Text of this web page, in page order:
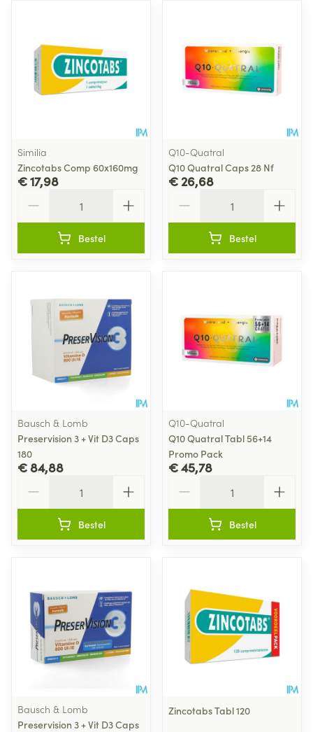
Similia
Zincotabs Comp 60x160mg
€ 17,98
Bestel
Q10-Quatral
Q10 Quatral Caps 28 Nf
€ 26,68
Bestel
Bausch & Lomb
Preservision 3 + Vit D3 Caps
180
€ 84,88
Bestel
Q10-Quatral
Q10 Quatral Tabl 56+14
Promo Pack
€ 45,78
Bestel
Bausch & Lomb
Preservision 3 + Vit D3 Caps
Zincotabs Tabl 120